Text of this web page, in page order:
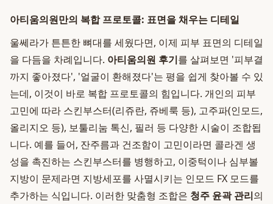
아티움의원만의 복합 프로토콜: 표면을 채우는 디테일
울쎄라가 튼튼한 뼈대를 세웠다면, 이제 피부 표면의 디테일
을 다듬을 차례입니다. 아티움의원 후기를 살펴보면 '피부결
까지 좋아졌다', '얼굴이 환해졌다'는 평을 쉽게 찾아볼 수 있
는데, 이것이 바로 복합 프로토콜의 힘입니다. 개인의 피부
고민에 따라 스킨부스터(리쥬란, 쥬베룩 등), 고주파(인모드,
올리지오 등), 보툴리눔 톡신, 필러 등 다양한 시술이 조합됩
니다. 예를 들어, 잔주름과 건조함이 고민이라면 콜라겐 생
성을 촉진하는 스킨부스터를 병행하고, 이중턱이나 심부볼
지방이 문제라면 지방세포를 사멸시키는 인모드 FX 모드를
추가하는 식입니다. 이러한 맞춤형 조합은 청주 윤곽 관리의